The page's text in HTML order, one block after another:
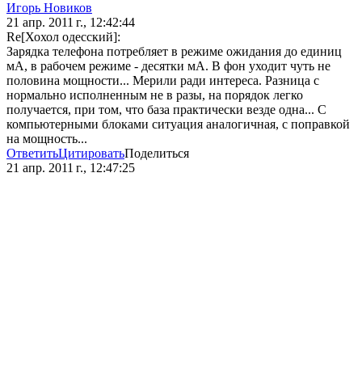
Игорь Новиков
21 апр. 2011 г., 12:42:44
Re[Хохол одесский]:
Зарядка телефона потребляет в режиме ожидания до единиц
мА, в рабочем режиме - десятки мА. В фон уходит чуть не
половина мощности... Мерили ради интереса. Разница с
нормально исполненным не в разы, на порядок легко
получается, при том, что база практически везде одна... С
компьютерными блоками ситуация аналогичная, с поправкой
на мощность...
ОтветитьЦитироватьПоделиться
21 апр. 2011 г., 12:47:25